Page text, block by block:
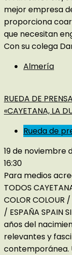
mejor empresa
proporciona
que necesitan
Con su colega
Almería
RUEDA DE
«CAYETANA, LA
Rueda de
19 de noviembre
16:30
Para medios
TODOS
COLOR COLOUR
/ ESPAÑA SPAIN
años del
relevantes y
contemporánea.